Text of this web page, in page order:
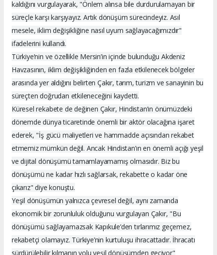
kaldığını vurgulayarak, "Önlem alınsa bile durdurulamayan bir
süreçle karşı karşıyayız. Artık dönüşüm sürecindeyiz. Asıl
mesele, iklim değişikliğine nasıl uyum sağlayacağımızdır"
ifadelerini kullandı.
Türkiye’nin ve özellikle Mersin’in içinde bulunduğu Akdeniz
Havzasının, iklim değişikliğinden en fazla etkilenecek bölgeler
arasında yer aldığını belirten Çakır, tarım, turizm ve sanayinin bu
süreçten doğrudan etkileneceğini kaydetti.
Küresel rekabete de değinen Çakır, Hindistan’ın önümüzdeki
dönemde dünya ticaretinde önemli bir aktör olacağına işaret
ederek, "İş gücü maliyetleri ve hammadde açısından rekabet
etmemiz mümkün değil. Ancak Hindistan’ın en önemli açığı yeşil
ve dijital dönüşümü tamamlayamamış olmasıdır. Biz bu
dönüşümü ne kadar hızlı sağlarsak, rekabette o kadar öne
çıkarız" diye konuştu.
Yeşil dönüşümün yalnızca çevresel değil, aynı zamanda
ekonomik bir zorunluluk olduğunu vurgulayan Çakır, "Bu
dönüşümü sağlayamazsak Kapıkule’den tırlarımız geçemez,
rekabetçi olamayız. Türkiye’nin kurtuluşu ihracattadır. İhracatı
sürdürülebilir kılmanın yolu yeşil dönüşümden geçiyor"